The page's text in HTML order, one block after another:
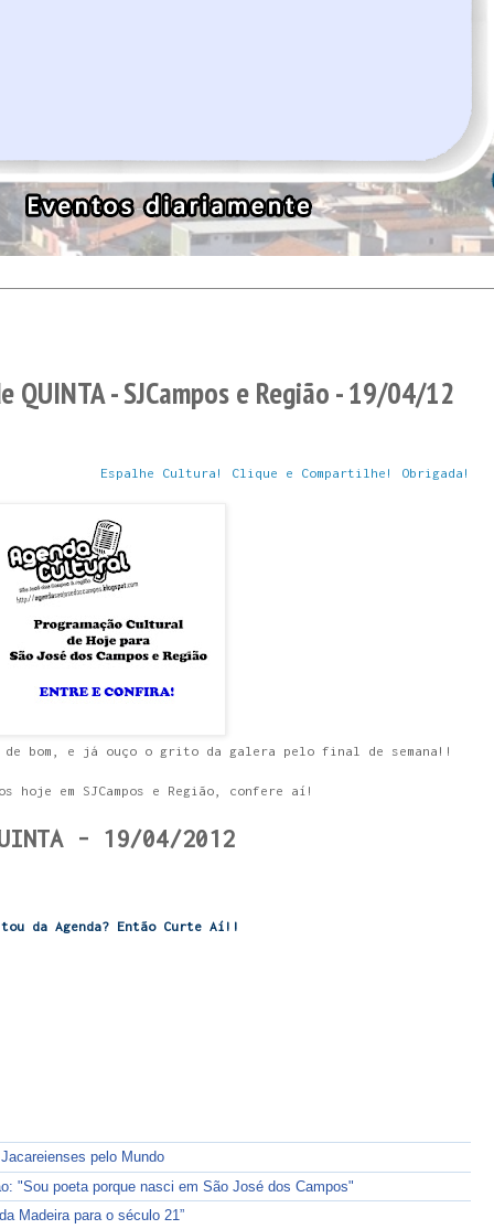
QUINTA - SJCampos e Região - 19/04/12
Espalhe Cultura! Clique e Compartilhe! Obrigada!
de bom, e já ouço o grito da galera pelo final de semana!!
hoje em SJCampos e Região, confere aí!
- 19/04/2012
da Agenda? Então Curte Aí!!
pelo Mundo
"Sou poeta porque nasci em São José dos Campos"
Madeira para o século 21”